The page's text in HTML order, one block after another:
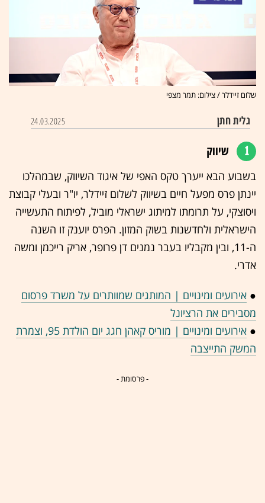
שלום זיידלר / צילום: תמר מצפי
גלית חתן 24.03.2025
1 שיווק
בשבוע הבא ייערך טקס האפי של איגוד השיווק, שבמהלכו
יינתן פרס מפעל חיים בשיווק לשלום זיידלר, יו"ר ובעלי קבוצת
ויסוצקי, על תרומתו למיתוג ישראלי מוביל, לפיתוח התעשייה
הישראלית ולחדשנות בשוק המזון. הפרס יוענק זו השנה
ה-11, ובין מקבליו בעבר נמנים דן פרופר, אריק רייכמן ומשה
אדרי.
● אירועים ומינויים | המותגים שמוותרים על משרד פרסום
מסבירים את הרציונל
●
אירועים ומינויים | מוריס קאהן חגג יום הולדת 95, וצמרת
המשק התייצבה
- פרסומת -